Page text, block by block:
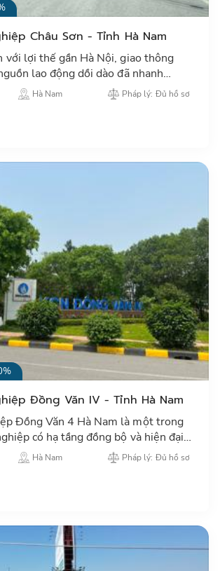
Châu Sơn - Tỉnh Hà Nam
với lợi thế gần Hà Nội, giao thông
lao động dồi dào đã nhanh
tư, lấp đầy tỷ lệ cao với các dự án
Hà Nam Pháp lý: Đủ hồ sơ
Đồng Văn IV - Tỉnh Hà Nam
Đồng Văn 4 Hà Nam là một trong
có hạ tầng đồng bộ và hiện đại
kết nối giao thông thuận tiện tới
Hà Nam Pháp lý: Đủ hồ sơ